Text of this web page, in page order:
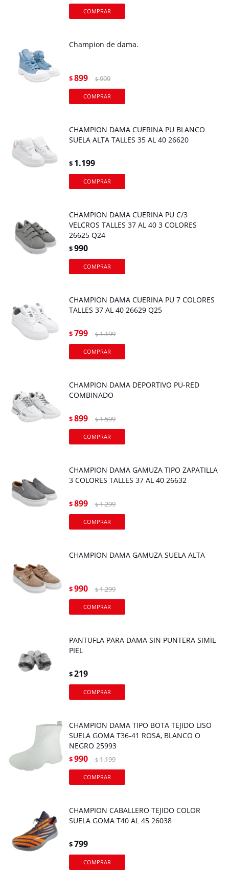
Champion de dama.
$899 $ 999
CHAMPION DAMA CUERINA PU BLANCO
SUELA ALTA TALLES 35 AL 40 26620
$ 1.199
CHAMPION DAMA CUERINA PU C/3
VELCROS TALLES 37 AL 40 3 COLORES
26625 Q24
$990
CHAMPION DAMA CUERINA PU 7 COLORES
TALLES 37 AL 40 26629 Q25
$799 $ 1.199
CHAMPION DAMA DEPORTIVO PU-RED
COMBINADO
$899 $ 1.599
CHAMPION DAMA GAMUZA TIPO ZAPATILLA
3 COLORES TALLES 37 AL 40 26632
$899 $ 1.299
CHAMPION DAMA GAMUZA SUELA ALTA
$990 $ 1.299
PANTUFLA PARA DAMA SIN PUNTERA SIMIL
PIEL
$219
CHAMPION DAMA TIPO BOTA TEJIDO LISO
SUELA GOMA T36-41 ROSA, BLANCO O
NEGRO 25993
$990 $ 1.199
CHAMPION CABALLERO TEJIDO COLOR
SUELA GOMA T40 AL 45 26038
$799